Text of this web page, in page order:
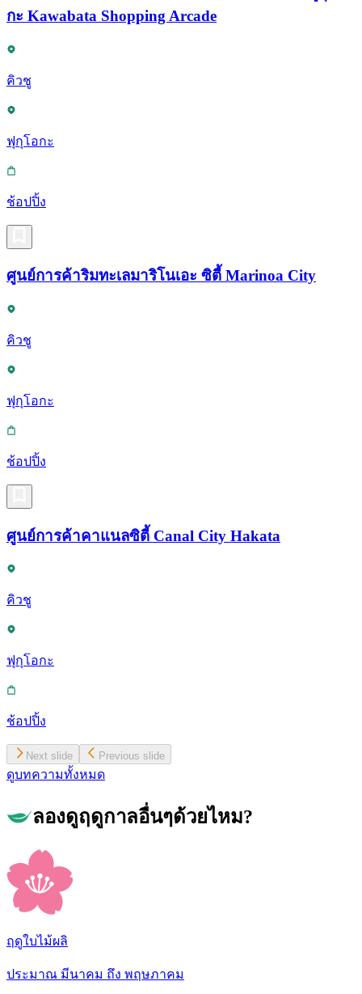
กะ Kawabata Shopping Arcade
คิวชู
ฟุกุโอกะ
ช้อปปิ้ง
ศูนย์การค้าริมทะเลมาริโนเอะ ซิตี้ Marinoa City
คิวชู
ฟุกุโอกะ
ช้อปปิ้ง
ศูนย์การค้าคาแนลซิตี้ Canal City Hakata
คิวชู
ฟุกุโอกะ
ช้อปปิ้ง
Next slide Previous slide
ดูบทความทั้งหมด
ลองดูฤดูกาลอื่นๆด้วยไหม?
ฤดูใบไม้ผลิ
ประมาณ มีนาคม ถึง พฤษภาคม